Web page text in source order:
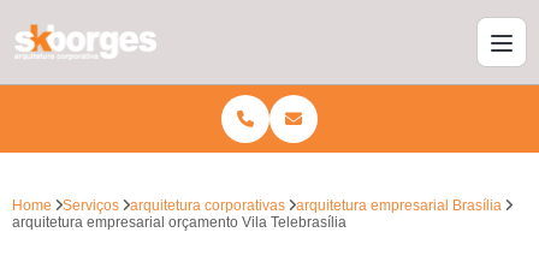
Home Serviços arquitetura corporativas
arquitetura empresarial Brasília
arquitetura empresarial orçamento Vila Telebrasília